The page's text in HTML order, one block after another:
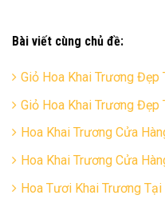
Bài viết cùng chủ đề:
Giỏ Hoa Khai Trương Đẹp
Giỏ Hoa Khai Trương Đẹp
Hoa Khai Trương Cửa
Hoa Khai Trương Cửa
Hoa Tươi Khai Trương